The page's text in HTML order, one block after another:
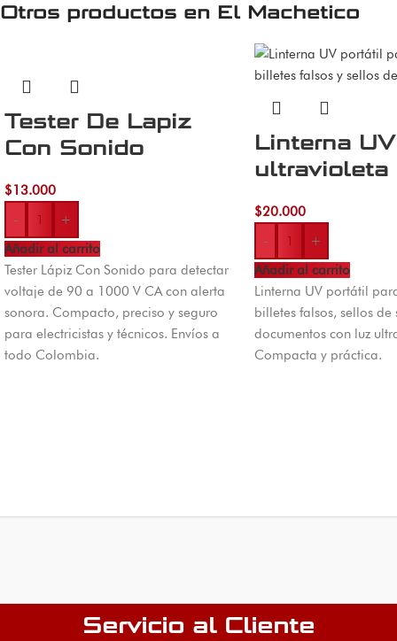
Otros productos en El Machetico
Tester De Lapiz
Con Sonido
$13.000
-
+
Añadir al carrito
Tester Lápiz Con Sonido para detectar
voltaje de 90 a 1000 V CA con alerta
sonora. Compacto, preciso y seguro
para electricistas y técnicos. Envíos a
todo Colombia.
Linterna UV
ultravioleta
$20.000
-
+
Añadir al carrito
Linterna UV portátil
billetes falsos, sellos
documentos con luz
Compacta y práctica.
Servicio al Cliente